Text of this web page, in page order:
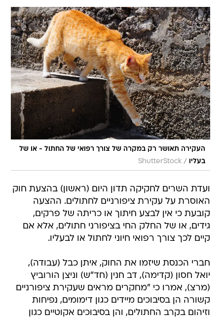
העקירה תאושר רק במקרה של צורך רפואי של החתול - או של
בעליו
/
ShutterStock
ועדת השרים לחקיקה תדון היום (ראשון) בהצעת חוק
האוסרת על עקירת ציפורניים לחתולים. ההצעה
קובעת כי אין לבצע חיתוך או כריתה של פרקים,
גידים, או של החלק החי בציפורני חתולים, אלא אם
קיים לכך צורך רפואי חיוני לחתול או לבעליו.
חברי הכנסת שיזמו את החוק, איתן כבל (עבודה),
יואל חסון (קדימה), דב חנין (חד"ש) וניצן הורוביץ
(מרצ), אמרו כי "מחקרים מראים שעקירת ציפורניים
קשורה הן בסיבוכים מיידים כגון דימומים, נפיחות
וזיהום בקרב החתולים, והן בסיבוכים אקוטיים כגון